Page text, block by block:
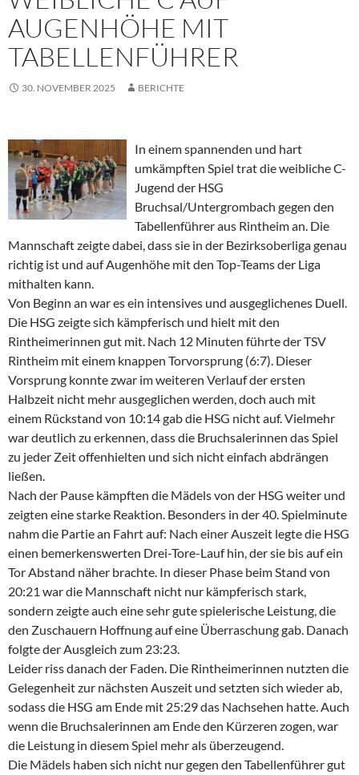
AUGENHÖHE MIT
TABELLENFÜHRER
30. NOVEMBER 2025 BERICHTE
In einem spannenden und hart
umkämpften Spiel trat die weibliche C-
Jugend der HSG
Bruchsal/Untergrombach gegen den
Tabellenführer aus Rintheim an. Die
Mannschaft zeigte dabei, dass sie in der Bezirksoberliga genau
richtig ist und auf Augenhöhe mit den Top-Teams der Liga
mithalten kann.
Von Beginn an war es ein intensives und ausgeglichenes Duell.
Die HSG zeigte sich kämpferisch und hielt mit den
Rintheimerinnen gut mit. Nach 12 Minuten führte der TSV
Rintheim mit einem knappen Torvorsprung (6:7). Dieser
Vorsprung konnte zwar im weiteren Verlauf der ersten
Halbzeit nicht mehr ausgeglichen werden, doch auch mit
einem Rückstand von 10:14 gab die HSG nicht auf. Vielmehr
war deutlich zu erkennen, dass die Bruchsalerinnen das Spiel
zu jeder Zeit offenhielten und sich nicht einfach abdrängen
ließen.
Nach der Pause kämpften die Mädels von der HSG weiter und
zeigten eine starke Reaktion. Besonders in der 40. Spielminute
nahm die Partie an Fahrt auf: Nach einer Auszeit legte die HSG
einen bemerkenswerten Drei-Tore-Lauf hin, der sie bis auf ein
Tor Abstand näher brachte. In dieser Phase beim Stand von
20:21 war die Mannschaft nicht nur kämpferisch stark,
sondern zeigte auch eine sehr gute spielerische Leistung, die
den Zuschauern Hoffnung auf eine Überraschung gab. Danach
folgte der Ausgleich zum 23:23.
Leider riss danach der Faden. Die Rintheimerinnen nutzten die
Gelegenheit zur nächsten Auszeit und setzten sich wieder ab,
sodass die HSG am Ende mit 25:29 das Nachsehen hatte. Auch
wenn die Bruchsalerinnen am Ende den Kürzeren zogen, war
die Leistung in diesem Spiel mehr als überzeugend.
Die Mädels haben sich nicht nur gegen den Tabellenführer gut